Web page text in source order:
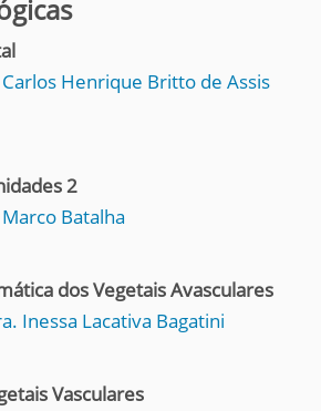
Henrique Britto de Assis
2
Batalha
dos Vegetais Avasculares
Inessa Lacativa Bagatini
Vasculares